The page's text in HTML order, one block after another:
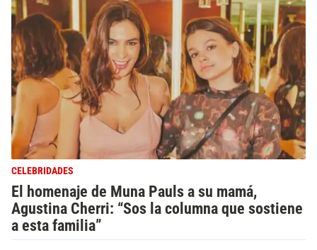
CELEBRIDADES
El homenaje de Muna Pauls a su mamá,
Agustina Cherri: “Sos la columna que sostiene
a esta familia”